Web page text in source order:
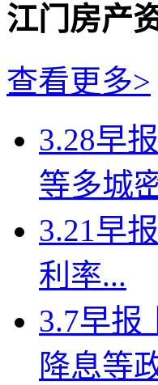
江门房产
查看更多>
3.28早
等多城
3.21早
利率...
3.7早报
降息等